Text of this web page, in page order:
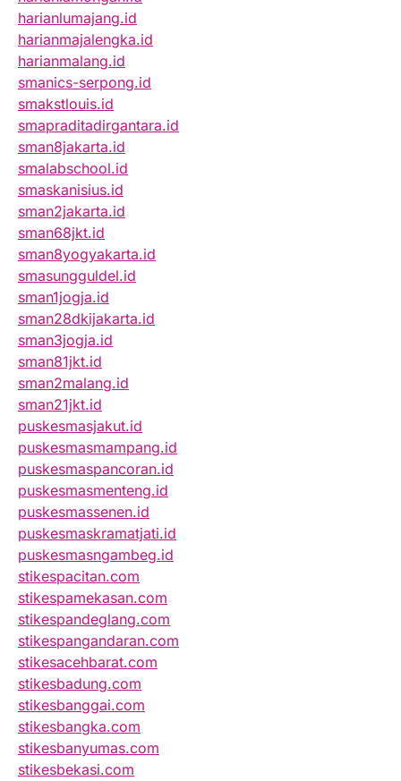
harianlumajang.id
harianmajalengka.id
harianmalang.id
smanics-serpong.id
smakstlouis.id
smapraditadirgantara.id
sman8jakarta.id
smalabschool.id
smaskanisius.id
sman2jakarta.id
sman68jkt.id
sman8yogyakarta.id
smasungguldel.id
sman1jogja.id
sman28dkijakarta.id
sman3jogja.id
sman81jkt.id
sman2malang.id
sman21jkt.id
puskesmasjakut.id
puskesmasmampang.id
puskesmaspancoran.id
puskesmasmenteng.id
puskesmassenen.id
puskesmaskramatjati.id
puskesmasngambeg.id
stikespacitan.com
stikespamekasan.com
stikespandeglang.com
stikespangandaran.com
stikesacehbarat.com
stikesbadung.com
stikesbanggai.com
stikesbangka.com
stikesbanyumas.com
stikesbekasi.com